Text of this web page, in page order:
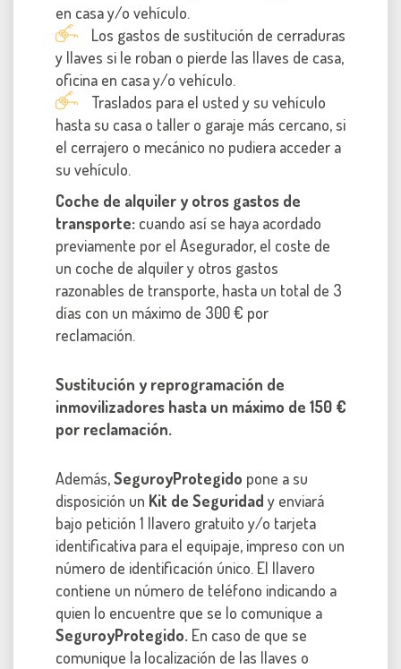
en casa y/o vehículo.
Los gastos de sustitución de cerraduras
y llaves si le roban o pierde las llaves de casa,
oficina en casa y/o vehículo.
Traslados para el usted y su vehículo
hasta su casa o taller o garaje más cercano, si
el cerrajero o mecánico no pudiera acceder a
su vehículo.
Coche de alquiler y otros gastos de
transporte: cuando así se haya acordado
previamente por el Asegurador, el coste de
un coche de alquiler y otros gastos
razonables de transporte, hasta un total de 3
días con un máximo de 300 € por
reclamación.
Sustitución y reprogramación de
inmovilizadores hasta un máximo de 150 €
por reclamación.
Además,SeguroyProtegido pone a su
disposición un Kit de Seguridad y enviará
bajo petición 1 llavero gratuito y/o tarjeta
identificativa para el equipaje, impreso con un
número de identificación único. El llavero
contiene un número de teléfono indicando a
quien lo encuentre que se lo comunique a
SeguroyProtegido. En caso de que se
comunique la localización de las llaves o